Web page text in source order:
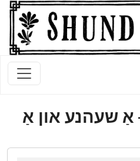
שעהנע און אַ